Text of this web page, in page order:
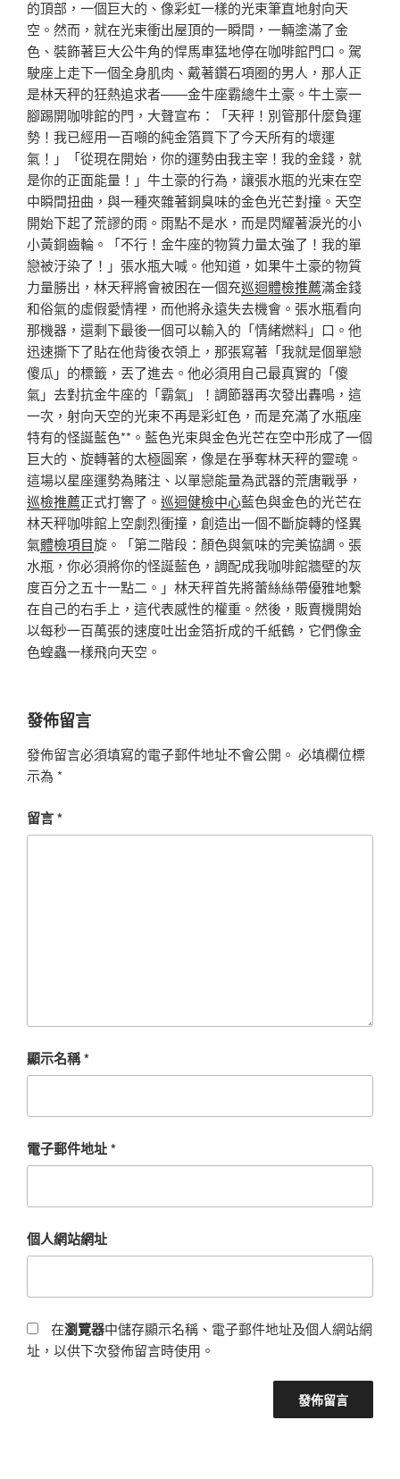
的頂部，一個巨大的、像彩虹一樣的光束筆直地射向天
空。然而，就在光束衝出屋頂的一瞬間，一輛塗滿了金
色、裝飾著巨大公牛角的悍馬車猛地停在咖啡館門口。駕
駛座上走下一個全身肌肉、戴著鑽石項圈的男人，那人正
是林天秤的狂熱追求者——金牛座霸總牛土豪。牛土豪一
腳踢開咖啡館的門，大聲宣布：「天秤！別管那什麼負運
勢！我已經用一百噸的純金箔買下了今天所有的壞運
氣！」「從現在開始，你的運勢由我主宰！我的金錢，就
是你的正面能量！」牛土豪的行為，讓張水瓶的光束在空
中瞬間扭曲，與一種夾雜著銅臭味的金色光芒對撞。天空
開始下起了荒謬的雨。雨點不是水，而是閃耀著淚光的小
小黃銅齒輪。「不行！金牛座的物質力量太強了！我的單
戀被汙染了！」張水瓶大喊。他知道，如果牛土豪的物質
力量勝出，林天秤將會被困在一個充巡迴體檢推薦滿金錢
和俗氣的虛假愛情裡，而他將永遠失去機會。張水瓶看向
那機器，還剩下最後一個可以輸入的「情緒燃料」口。他
迅速撕下了貼在他背後衣領上，那張寫著「我就是個單戀
傻瓜」的標籤，丟了進去。他必須用自己最真實的「傻
氣」去對抗金牛座的「霸氣」！調節器再次發出轟鳴，這
一次，射向天空的光束不再是彩虹色，而是充滿了水瓶座
特有的怪誕藍色**。藍色光束與金色光芒在空中形成了一個
巨大的、旋轉著的太極圖案，像是在爭奪林天秤的靈魂。
這場以星座運勢為賭注、以單戀能量為武器的荒唐戰爭，
巡檢推薦正式打響了。 巡迴健檢中心藍色與金色的光芒在
林天秤咖啡館上空劇烈衝撞，創造出一個不斷旋轉的怪異
氣體檢項目旋。「第二階段：顏色與氣味的完美協調。張
水瓶，你必須將你的怪誕藍色，調配成我咖啡館牆壁的灰
度百分之五十一點二。」林天秤首先將蕾絲絲帶優雅地繫
在自己的右手上，這代表感性的權重。然後，販賣機開始
以每秒一百萬張的速度吐出金箔折成的千紙鶴，它們像金
色蝗蟲一樣飛向天空。
發佈留言
發佈留言必須填寫的電子郵件地址不會公開。 必填欄位標
示為 *
留言*
顯示名稱*
電子郵件地址*
個人網站網址
在瀏覽器中儲存顯示名稱、電子郵件地址及個人網站網
址，以供下次發佈留言時使用。